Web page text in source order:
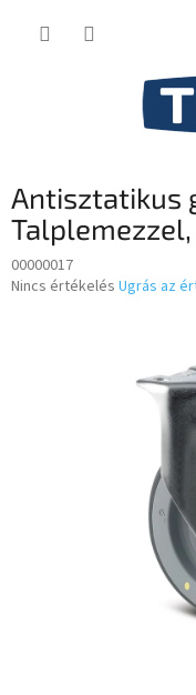
Antisztatikus
Talplemezzel,
00000017
A
Nincs értékelés Ugrás az